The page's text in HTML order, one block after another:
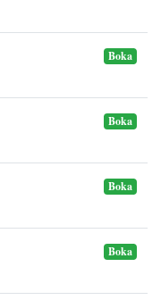
Boka
Boka
Boka
Boka